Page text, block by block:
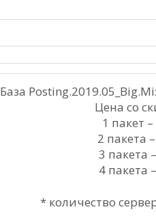
База
Цена со
1 пакет
2 пакета
3 пакета
4 пакета
* количество